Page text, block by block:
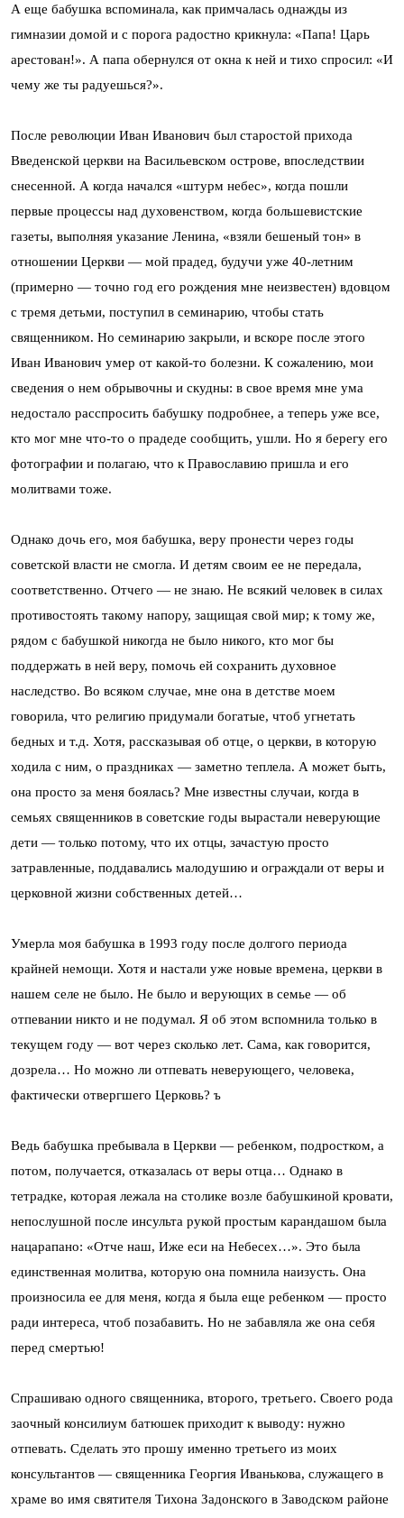
А еще бабушка вспоминала, как примчалась однажды из
гимназии домой и с порога радостно крикнула: «Папа! Царь
арестован!». А папа обернулся от окна к ней и тихо спросил: «И
чему же ты радуешься?».
После революции Иван Иванович был старостой прихода
Введенской церкви на Васильевском острове, впоследствии
снесенной. А когда начался «штурм небес», когда пошли
первые процессы над духовенством, когда большевистские
газеты, выполняя указание Ленина, «взяли бешеный тон» в
отношении Церкви — мой прадед, будучи уже 40‑летним
(примерно — точно год его рождения мне неизвестен) вдовцом
с тремя детьми, поступил в семинарию, чтобы стать
священником. Но семинарию закрыли, и вскоре после этого
Иван Иванович умер от какой-то болезни. К сожалению, мои
сведения о нем обрывочны и скудны: в свое время мне ума
недостало расспросить бабушку подробнее, а теперь уже все,
кто мог мне что-то о прадеде сообщить, ушли. Но я берегу его
фотографии и полагаю, что к Православию пришла и его
молитвами тоже.
Однако дочь его, моя бабушка, веру пронести через годы
советской власти не смогла. И детям своим ее не передала,
соответственно. Отчего — не знаю. Не всякий человек в силах
противостоять такому напору, защищая свой мир; к тому же,
рядом с бабушкой никогда не было никого, кто мог бы
поддержать в ней веру, помочь ей сохранить духовное
наследство. Во всяком случае, мне она в детстве моем
говорила, что религию придумали богатые, чтоб угнетать
бедных и т.д. Хотя, рассказывая об отце, о церкви, в которую
ходила с ним, о праздниках — заметно теплела. А может быть,
она просто за меня боялась? Мне известны случаи, когда в
семьях священников в советские годы вырастали неверующие
дети — только потому, что их отцы, зачастую просто
затравленные, поддавались малодушию и ограждали от веры и
церковной жизни собственных детей…
Умерла моя бабушка в 1993 году после долгого периода
крайней немощи. Хотя и настали уже новые времена, церкви в
нашем селе не было. Не было и верующих в семье — об
отпевании никто и не подумал. Я об этом вспомнила только в
текущем году — вот через сколько лет. Сама, как говорится,
дозрела… Но можно ли отпевать неверующего, человека,
фактически отвергшего Церковь? ъ
Ведь бабушка пребывала в Церкви — ребенком, подростком, а
потом, получается, отказалась от веры отца… Однако в
тетрадке, которая лежала на столике возле бабушкиной кровати,
непослушной после инсульта рукой простым карандашом была
нацарапано: «Отче наш, Иже еси на Небесех…». Это была
единственная молитва, которую она помнила наизусть. Она
произносила ее для меня, когда я была еще ребенком — просто
ради интереса, чтоб позабавить. Но не забавляла же она себя
перед смертью!
Спрашиваю одного священника, второго, третьего. Своего рода
заочный консилиум батюшек приходит к выводу: нужно
отпевать. Сделать это прошу именно третьего из моих
консультантов — священника Георгия Иванькова, служащего в
храме во имя святителя Тихона Задонского в Заводском районе